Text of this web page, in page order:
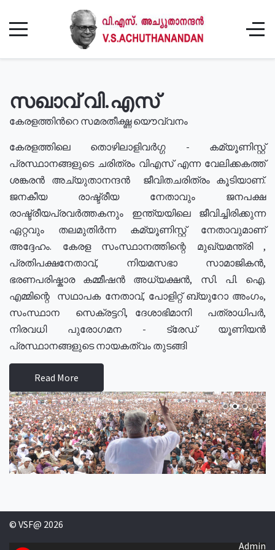
സഖാവ് വി.എസ്
കേരളത്തിൻറെ സമരതീക്ഷ്ണ യൌവ്വനം
കേരളത്തിലെ തൊഴിലാളിവർഗ്ഗ - കമ്യൂണിസ്റ്റ്
പ്രസ്ഥാനങ്ങളുടെ ചരിത്രം വിഎസ് എന്ന വേലിക്കകത്ത്
ശങ്കരൻ അച്യുതാനന്ദൻ ജീവിതചരിത്രം കൂടിയാണ്.
ജനകീയ രാഷ്ട്രീയ നേതാവും ജനപക്ഷ
രാഷ്ട്രീയപ്രവർത്തകനും ഇന്ത്യയിലെ ജീവിച്ചിരിക്കുന്ന
ഏറ്റവും തലമുതിർന്ന കമ്യൂണിസ്റ്റ് നേതാവുമാണ്
അദ്ദേഹം. കേരള സംസ്ഥാനത്തിന്റെ മുഖ്യമന്ത്രി ,
പ്രതിപക്ഷനേതാവ്, നിയമസഭാ സാമാജികൻ,
ഭരണപരിഷ്കാര കമ്മീഷൻ അധ്യക്ഷൻ, സി. പി. ഐ.
എമ്മിന്റെ സഥാപക നേതാവ്, പോളിറ്റ് ബ്യുറോ അംഗം,
സംസ്ഥാന സെക്രട്ടറി, ദേശാഭിമാനി പത്രാധിപർ,
നിരവധി പുരോഗമന - ട്രേഡ് യൂണിയൻ
പ്രസ്ഥാനങ്ങളുടെ നായകത്വം തുടങ്ങി
Read More
© VSF@ 2026
Admin